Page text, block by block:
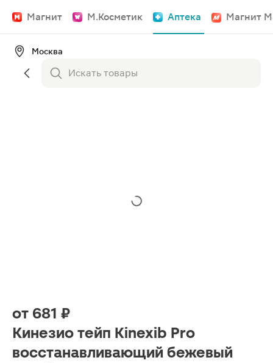
Магнит М.Косметик Аптека Магнит
Москва
от 681 ₽
Кинезио тейп Kinexib Pro
восстанавливающий бежевый